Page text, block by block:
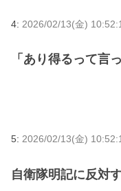
4: 2026/02/13(金)
「あり得るって言
5: 2026/02/13(金)
自衛隊明記に反対